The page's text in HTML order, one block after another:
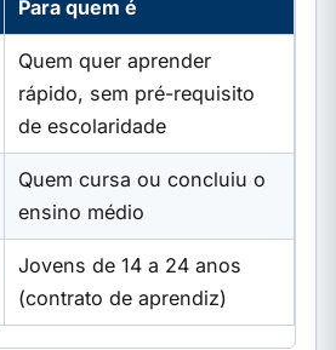
Para quem é
Quem quer aprender
rápido, sem pré-requisito
de escolaridade
Quem cursa ou concluiu o
ensino médio
Jovens de 14 a 24 anos
(contrato de aprendiz)